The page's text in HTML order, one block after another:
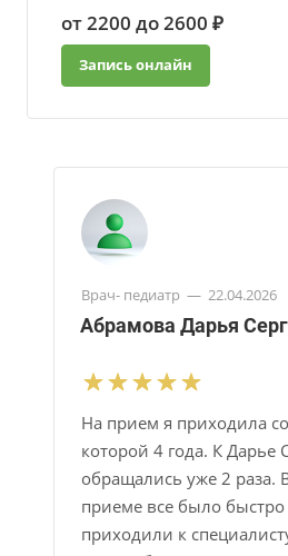
от 2200 до 2600 ₽
Запись онлайн
Врач- педиатр — 22.04.2026
Абрамова Дарья
На прием я приходила
которой 4 года. К Дарье
обращались уже 2 раза.
приеме все было
приходили к